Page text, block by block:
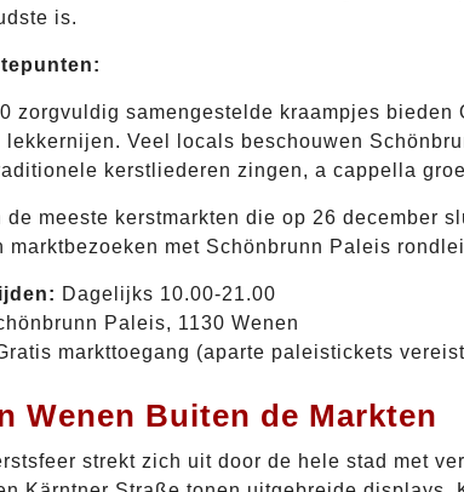
is.
zorgvuldig samengestelde kraampjes
Veel locals beschouwen
kerstliederen zingen, a cappella
de meeste kerstmarkten die op 26 december
marktbezoeken met Schönbrunn Paleis
Dagelijks 10.00-21.00
Paleis, 1130 Wenen
markttoegang (aparte paleistickets
Wenen Buiten de Markten
strekt zich uit door de hele stad met